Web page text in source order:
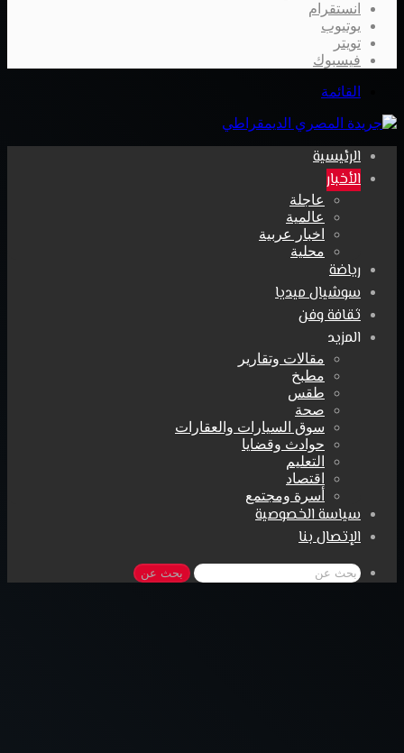
انستقرام
يوتيوب
تويتر
فيسبوك
القائمة
الرئيسية
الأخبار
عاجلة
عالمية
اخبار عربية
محلية
رياضة
سوشيال ميديا
ثقافة وفن
المزيد
مقالات وتقارير
مطبخ
طقس
صحة
سوق السيارات والعقارات
حوادث وقضايا
التعليم
اقتصاد
أسرة ومجتمع
سياسة الخصوصية
الإتصال بنا
بحث عن